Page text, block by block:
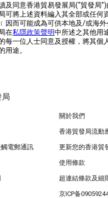
及同意香港貿易發展局(“貿發局”)
可將上述資料編入其全部或任何
因而可能成為可供本地及/或海外
在私隱政策聲明中所述之其他用
每一位人士同意及授權，將其個
用途。
關於我們
香港貿發局流動
電郵通訊 更新您的香港貿
使用條款
超連結條款及細
京ICP备